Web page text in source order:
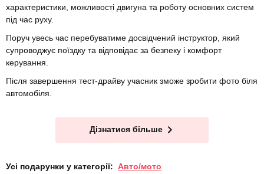
характеристики, можливості двигуна та роботу основних систем
під час руху.
Поруч увесь час перебуватиме досвідчений інструктор, який
супроводжує поїздку та відповідає за безпеку і комфорт
керування.
Після завершення тест-драйву учасник зможе зробити фото біля
автомобіля.
Дізнатися більше
Усі подарунки у категорії: Авто/мото